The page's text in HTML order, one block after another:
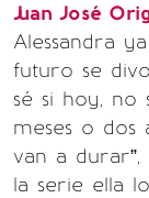
Juan José
Alessandra
futuro se
sé si hoy, no
meses o dos
van a
la serie ella